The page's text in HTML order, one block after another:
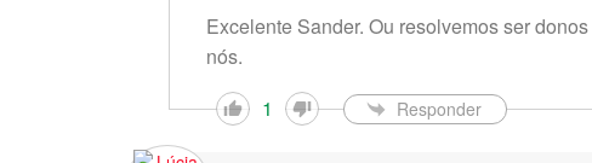
Excelente Sander. Ou resolvemos ser
nós.
1
Responder